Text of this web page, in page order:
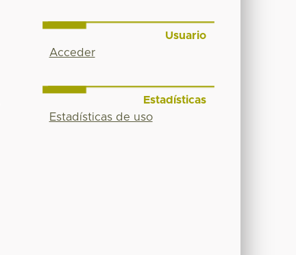
Usuario
Acceder
Estadísticas
Estadísticas de uso